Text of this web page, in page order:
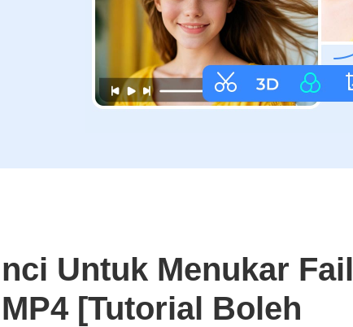
Untuk Menukar Fail
[Tutorial Boleh